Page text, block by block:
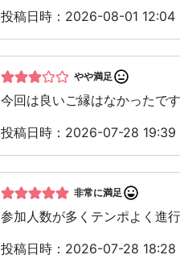
投稿日時：2026-08-01 12:04
やや満足
今回は良いご縁はなかったで
投稿日時：2026-07-28 19:39
非常に満足
参加人数が多くテンポよく進
投稿日時：2026-07-28 18:28